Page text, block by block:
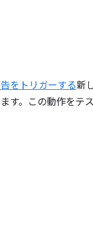
をトリガーする新
す。この動作をテ